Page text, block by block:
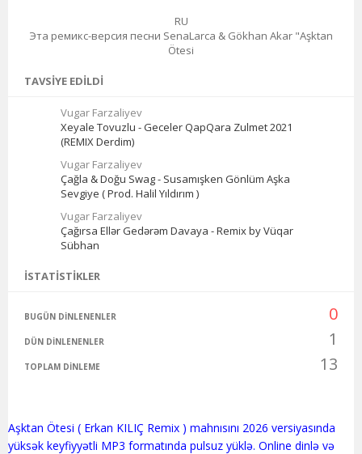
RU
Эта ремикс-версия песни SenaLarca & Gökhan Akar "Aşktan
Ötesi
TAVSIYE EDILDI
Vugar Farzaliyev
Xeyale Tovuzlu - Geceler QapQara Zulmet 2021
(REMIX Derdim)
Vugar Farzaliyev
Çağla & Doğu Swag - Susamışken Gönlüm Aşka
Sevgiye ( Prod. Halil Yıldırım )
Vugar Farzaliyev
Çağırsa Ellər Gedərəm Davaya - Remix by Vüqar
Sübhan
İSTATISTIKLER
BUGÜN DINLENENLER 0
DÜN DINLENENLER 1
TOPLAM DINLEME 13
Aşktan Ötesi ( Erkan KILIÇ Remix ) mahnısını 2026 versiyasında
yüksək keyfiyyətli MP3 formatında pulsuz yüklə. Online dinlə və